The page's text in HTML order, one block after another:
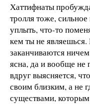
Хаттифнаты
тролля тоже,
уплыть, что-то
кем ты не
заканчиваются
ясна, да и вообще не
вдруг выясняется,
своим близким, а не
существами,